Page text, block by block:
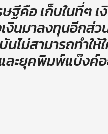
ฐีคือ เก็บในที่ๆ เ
งินมาลงทุนอีกส่ว
ไม่สามารถทำให้
และยุคพิมพ์แบ๊งค์